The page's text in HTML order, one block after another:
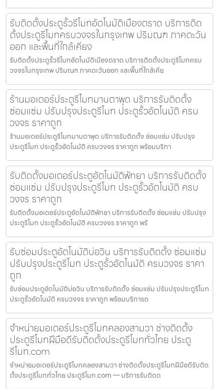
รับติดตั้งประตูรั้วรีโมทอัตโนมัติเมืองตราด บริการติด
ตั้งประตูรีโมทครบวงจรในกรุงเทพ ปริมณฑ ภาคตะวัน
ออก และพื้นที่ใกล้เคียง
รับติดตั้งประตูรั้วรีโมทอัตโนมัติเมืองตราด บริการติดตั้งประตูรีโมทครบ
วงจรในกรุงเทพ ปริมณฑ ภาคตะวันออก และพื้นที่ใกล้เคีย
ร้านมอเตอร์ประตูรีโมทมาบตาพุด บริการรับติดตั้ง
ซ่อมแซ่ม ปรับปรุงประตูรีโมท ประตูรั้วอัตโนมัติ ครบ
วงจร ราคาถูก
ร้านมอเตอร์ประตูรีโมทมาบตาพุด บริการรับติดตั้ง ซ่อมแซ่ม ปรับปรุง
ประตูรีโมท ประตูรั้วอัตโนมัติ ครบวงจร ราคาถูก พร้อมบริกา
รับติดตั้งมอเตอร์ประตูอัตโนมัติพัทยา บริการรับติดตั้ง
ซ่อมแซ่ม ปรับปรุงประตูรีโมท ประตูรั้วอัตโนมัติ ครบ
วงจร ราคาถูก
รับติดตั้งมอเตอร์ประตูอัตโนมัติพัทยา บริการรับติดตั้ง ซ่อมแซ่ม ปรับปรุง
ประตูรีโมท ประตูรั้วอัตโนมัติ ครบวงจร ราคาถูก พร้
รับซ่อมประตูอัตโนมัติบ่อวิน บริการรับติดตั้ง ซ่อมแซ่ม
ปรับปรุงประตูรีโมท ประตูรั้วอัตโนมัติ ครบวงจร ราคา
ถูก
รับซ่อมประตูอัตโนมัติบ่อวิน บริการรับติดตั้ง ซ่อมแซ่ม ปรับปรุงประตูรีโมท
ประตูรั้วอัตโนมัติ ครบวงจร ราคาถูก พร้อมบริการด
จำหน่ายมอเตอร์ประตูรีโมทคลองสามวา ช่างติดตั้ง
ประตูรีโมทฝีมือดีรับติดตั้งประตูรีโมททั่วไทย ประตู
รีโมท.com
จำหน่ายมอเตอร์ประตูรีโมทคลองสามวา ช่างติดตั้งประตูรีโมทฝีมือดีรับติด
ตั้งประตูรีโมททั่วไทย ประตูรีโมท.com — บริการรับติดต